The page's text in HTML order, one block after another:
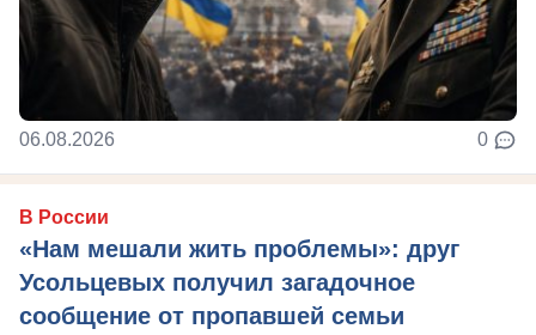
06.08.2026 0
В России
«Нам мешали жить проблемы»: друг
Усольцевых получил загадочное
сообщение от пропавшей семьи